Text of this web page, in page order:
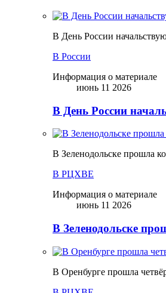
В День России
В России
Информация о материале
июнь 11 2026
В День России
В Зеленодольске прошла
В РЦХВЕ
Информация о материале
июнь 11 2026
В Зеленодольске
В Оренбурге прошла